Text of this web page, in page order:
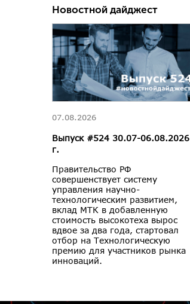
Новостной дайджест
07.08.2026
Выпуск #524 30.07-06.08.2026
г.
Правительство РФ
совершенствует систему
управления научно-
технологическим развитием,
вклад МТК в добавленную
стоимость высокотеха вырос
вдвое за два года, стартовал
отбор на Технологическую
премию для участников рынка
инноваций.